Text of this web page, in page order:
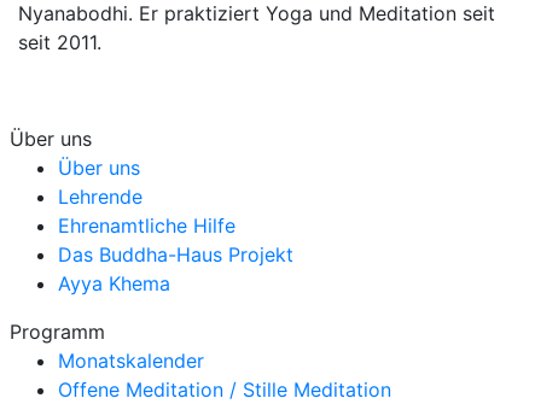
Nyanabodhi. Er praktiziert Yoga und Meditation seit
seit 2011.
Über uns
Über uns
Lehrende
Ehrenamtliche Hilfe
Das Buddha-Haus Projekt
Ayya Khema
Programm
Monatskalender
Offene Meditation / Stille Meditation